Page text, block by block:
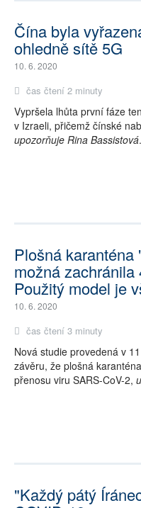
Čína byla
ohledně sítě 5G
10. 6. 2020
čas čtení 2 minuty
Vypršela lhůta první fáze
v Izraeli, přičemž čínské
upozorňuje Rina Bassistová.
Plošná
možná
Použitý model je
10. 6. 2020
čas čtení 3 minuty
Nová studie provedená v
závěru, že plošná
přenosu viru SARS-CoV-2,
"Každý pátý